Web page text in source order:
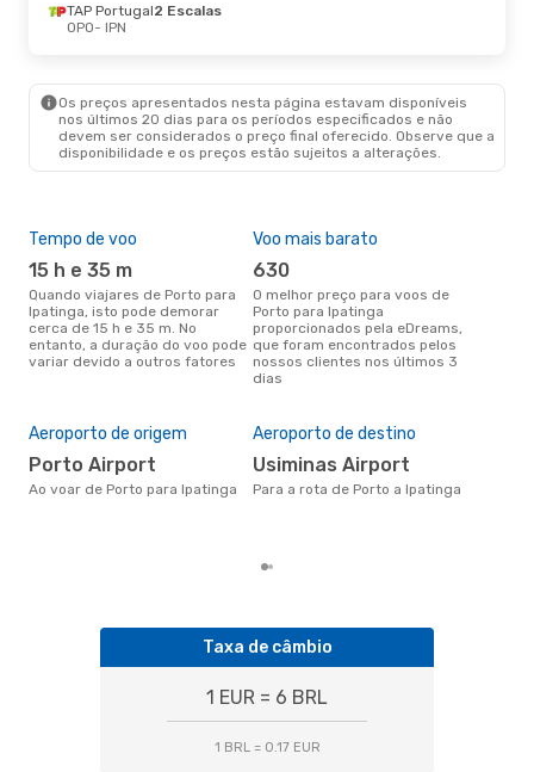
TAP Portugal2 Escalas
OPO- IPN
Os preços apresentados nesta página estavam disponíveis
nos últimos 20 dias para os períodos especificados e não
devem ser considerados o preço final oferecido. Observe que a
disponibilidade e os preços estão sujeitos a alterações.
Tempo de voo
15 h e 35 m
Quando viajares de Porto para
Ipatinga, isto pode demorar
cerca de 15 h e 35 m. No
entanto, a duração do voo pode
variar devido a outros fatores
Voo mais barato
630
O melhor preço para voos de
Porto para Ipatinga
proporcionados pela eDreams,
que foram encontrados pelos
nossos clientes nos últimos 3
dias
Aeroporto de origem
Porto Airport
Ao voar de Porto para Ipatinga
Aeroporto de destino
Usiminas Airport
Para a rota de Porto a Ipatinga
Taxa de câmbio
1 EUR = 6 BRL
1 BRL = 0.17 EUR